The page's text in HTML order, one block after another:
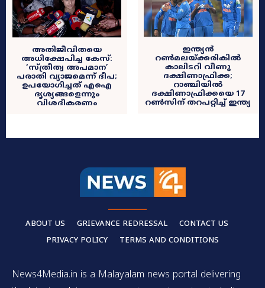
അതിജീവിതയെ
അധിക്ഷേപിച്ച കേസ്:
‘സ്ത്രീത്വ അപമാന’
പരാതി വ്യാജമെന്ന് ദീപ;
ഉപയോഗിച്ചത് എഐ
ദൃശ്യങ്ങളെന്നും
വിശദീകരണം
ഇന്ത്യൻ
റൺമലയ്ക്കരികിൽ
കാലിടറി വീണു
ദക്ഷിണാഫ്രിക്ക;
റാഞ്ചിയിൽ
ദക്ഷിണാഫ്രിക്കയെ 17
റൺസിന്‌ തറപറ്റിച്ച് ഇന്ത്യ
ABOUT US GRIEVANCE REDRESSAL
CONTACT US
PRIVACY POLICY
TERMS AND CONDITIONS
News4Media.in is a Malayalam news portal delivering